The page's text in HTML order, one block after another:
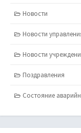
Новости
Новости
Новости
Поздравления
Состояние